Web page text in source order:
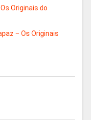
Originais do
– Os Originais